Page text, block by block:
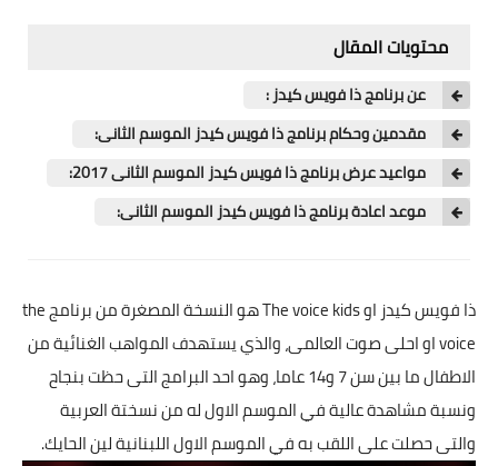
محتويات المقال
عن برنامج ذا فويس كيدز :
مقدمين وحكام برنامج ذا فويس كيدز الموسم الثانى:
مواعيد عرض برنامج ذا فويس كيدز الموسم الثانى 2017:
موعد اعادة برنامج ذا فويس كيدز الموسم الثانى:
ذا فويس كيدز
او The voice kids هو النسخة المصغرة من برنامج the
voice او احلى صوت العالمى، والذي يستهدف المواهب الغنائية من
الاطفال ما بين سن 7 و14 عاما، وهو احد البرامج التى حظت بنجاح
ونسبة مشاهدة عالية في الموسم الاول له من نسختة العربية
والتى حصلت على اللقب به في الموسم الاول اللبنانية لين الحايك.